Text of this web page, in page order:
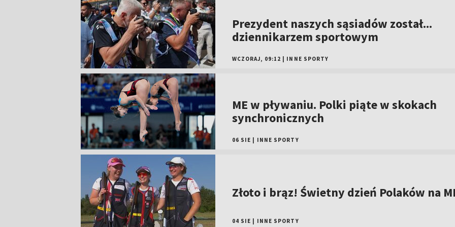
Prezydent naszych sąsiadów został...
dziennikarzem sportowym
WCZORAJ, 09:12 INNE SPORTY
ME w pływaniu. Polki piąte w skokach
synchronicznych
06 SIE INNE SPORTY
Złoto i brąz! Świetny dzień Polaków na
04 SIE INNE SPORTY